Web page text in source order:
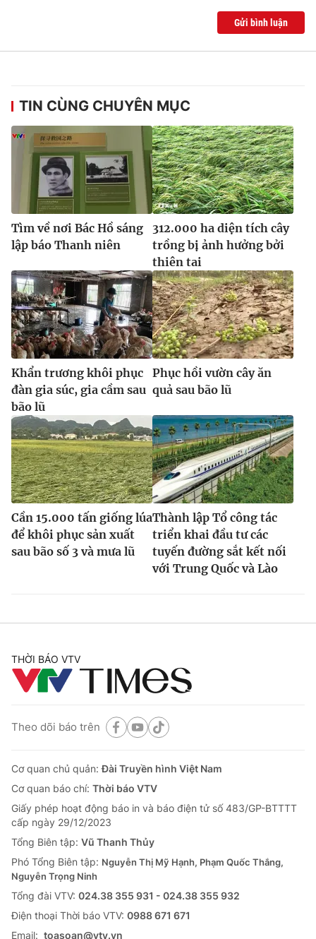
® Cấm sao chép dưới mọi hình thức nếu không có sự chấp
thuận bằng văn bản. Ghi rõ nguồn VTV.vn khi phát hành lại
Gửi bình luận
TIN CÙNG CHUYÊN MỤC
Tìm về nơi Bác Hồ sáng
lập báo Thanh niên
312.000 ha diện tích cây
trồng bị ảnh hưởng bởi
thiên tai
Khẩn trương khôi phục
đàn gia súc, gia cầm sau
bão lũ
Phục hồi vườn cây ăn
quả sau bão lũ
Cần 15.000 tấn giống lúa
để khôi phục sản xuất
sau bão số 3 và mưa lũ
Thành lập Tổ công tác
triển khai đầu tư các
tuyến đường sắt kết nối
với Trung Quốc và Lào
THỜI BÁO VTV
Theo dõi báo trên
Cơ quan chủ quản:Đài Truyền hình Việt Nam
Cơ quan báo chí: Thời báo VTV
Giấy phép hoạt động báo in và báo điện tử số 483/GP-BTTTT
cấp ngày 29/12/2023
Tổng Biên tập: Vũ Thanh Thủy
Phó Tổng Biên tập: Nguyễn Thị Mỹ Hạnh, Phạm Quốc Thắng,
Nguyễn Trọng Ninh
Tổng đài VTV: 024.38 355 931 - 024.38 355 932
Ðiện thoại Thời báo VTV: 0988 671 671
Email: toasoan@vtv.vn